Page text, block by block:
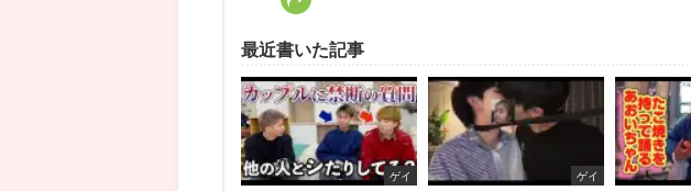
最近書いた記事
ゲイ ゲイ